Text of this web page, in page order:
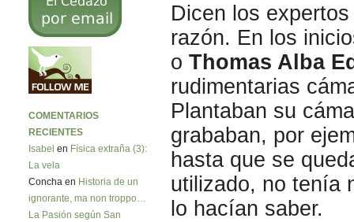
Dicen los
razón. En los
o Thomas Alba
rudimentarias
Plantaban su
grababan, por
hasta que se
utilizado, no tenía
lo hacían saber.
COMENTARIOS
RECIENTES
Isabel en Física extraña (3):
La vela
Concha en Historia de un
ignorante, ma non troppo…
La Pasión según San